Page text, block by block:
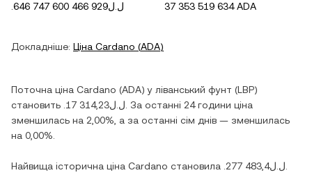
.ل.ل646 747 600 466 929
37 353 519 634 ADA
Докладніше: Ціна Cardano (ADA)
Поточна ціна Cardano (ADA) у ліванський фунт (LBP)
становить
.ل.ل17 314,23 . За останні 24 години ціна
зменшилась на 2,00% , а за останні сім днів — зменшилась
на 0,00%
Найвища історична ціна Cardano становила .ل.ل277 483,4